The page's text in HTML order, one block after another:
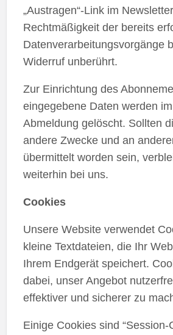
„Austragen“-Link im
Rechtmäßigkeit der bereits
Datenverarbeitungsvorgänge
Widerruf unberührt.
Zur Einrichtung des
eingegebene Daten werden
Abmeldung gelöscht. Sollten
andere Zwecke und an
übermittelt worden sein,
weiterhin bei uns.
Cookies
Unsere Website verwendet
kleine Textdateien, die Ihr
Ihrem Endgerät speichert.
dabei, unser Angebot
effektiver und sicherer zu
Einige Cookies sind “Session-